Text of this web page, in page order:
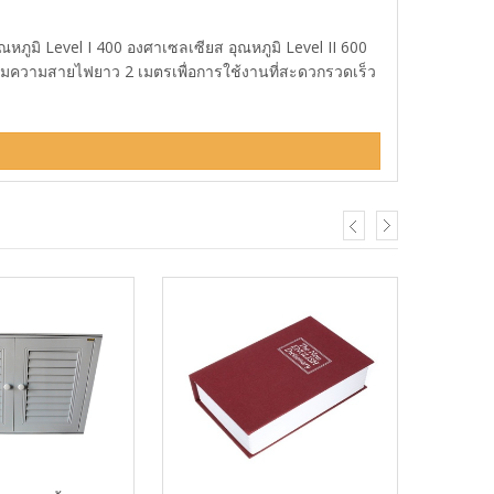
ภูมิ Level I 400 องศาเซลเซียส อุณหภูมิ Level II 600
ามสายไฟยาว 2 เมตรเพื่อการใช้งานที่สะดวกรวดเร็ว